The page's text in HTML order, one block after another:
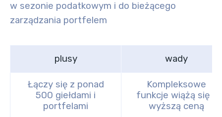
w sezonie podatkowym i do bieżącego
zarządzania portfelem
plusy wady
Łączy się z ponad
500 giełdami i
portfelami
Kompleksowe
funkcje wiążą się z
wyższą ceną